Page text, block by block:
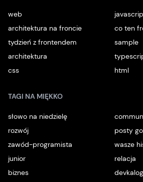
web
architektura na froncie
co ten
tydzień z frontendem
sample
architektura
css
html
TAGI NA MIĘKKO
słowo na niedzielę
rozwój
posty
zawód-programista
wasze
junior
relacja
biznes
devkalog